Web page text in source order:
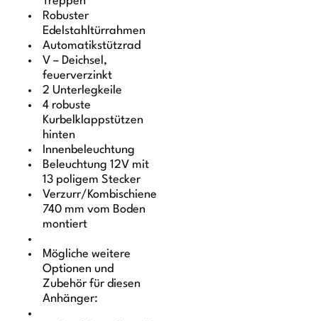
Robuster
Edelstahltürrahmen
Automatikstützrad
V – Deichsel,
feuerverzinkt
2 Unterlegkeile
4 robuste
Kurbelklappstützen
hinten
Innenbeleuchtung
Beleuchtung 12V mit
13 poligem Stecker
Verzurr/Kombischiene
740 mm vom Boden
montiert
Mögliche weitere
Optionen und
Zubehör für diesen
Anhänger: